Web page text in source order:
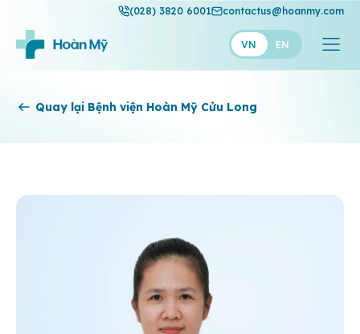
(028) 3820 6001 contactus@hoanmy.com
VN EN
Hoàn Mỹ
Thuận Mỹ
Quay lại Bệnh viện Hoàn Mỹ Cửu Long